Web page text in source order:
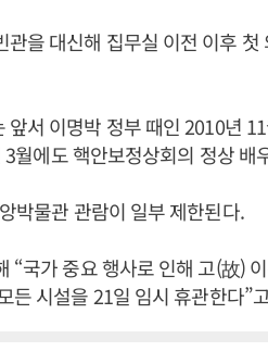
을 대신해 집무실 이전 이후
서 이명박 정부 때인 2010년
월에도 핵안보정상회의 정상 배
박물관 관람이 일부 제한된다.
“국가 중요 행사로 인해 고(故)
든 시설을 21일 임시 휴관한다”